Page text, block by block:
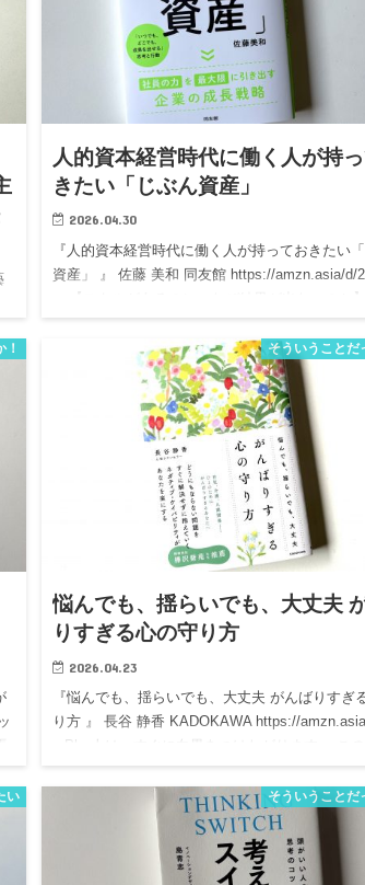
人的資本経営時代に働く人が持
きたい「じぶん資産」
2026.04.30
『人的資本経営時代に働く人が持っておきたい
資産」 』 佐藤 美和 同友館 https://amzn.asia/d/
そういうことだ
悩んでも、揺らいでも、大丈夫
りすぎる心の守り方
2026.04.23
『悩んでも、揺らいでも、大丈夫 がんばりすぎ
り方 』 長谷 静香 KADOKAWA https://
い そういうことだ